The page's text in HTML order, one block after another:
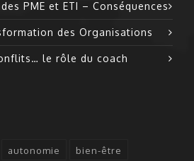
PME et ETI – Conséquences
des Organisations
le rôle du coach
autonomie bien-être